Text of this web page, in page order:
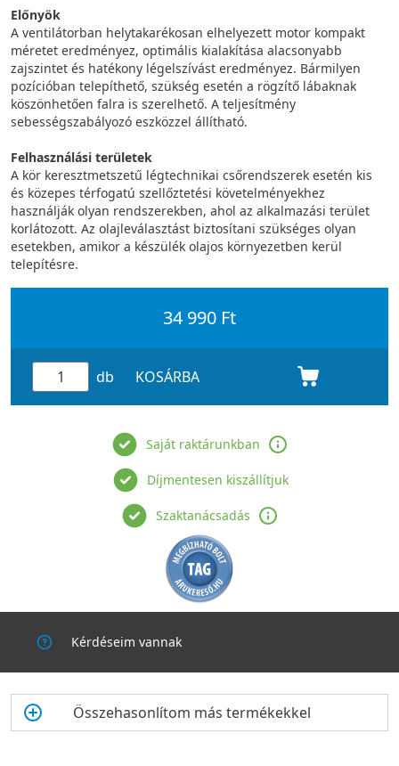
Előnyök
A ventilátorban helytakarékosan elhelyezett motor kompakt
méretet eredményez, optimális kialakítása alacsonyabb
zajszintet és hatékony légelszívást eredményez. Bármilyen
pozícióban telepíthető, szükség esetén a rögzítő lábaknak
köszönhetően falra is szerelhető. A teljesítmény
sebességszabályozó eszközzel állítható.
Felhasználási területek
A kör keresztmetszetű légtechnikai csőrendszerek esetén kis
és közepes térfogatú szellőztetési követelményekhez
használják olyan rendszerekben, ahol az alkalmazási terület
korlátozott. Az olajleválasztást biztosítani szükséges olyan
esetekben, amikor a készülék olajos környezetben kerül
telepítésre.
34 990 Ft
db KOSÁRBA
Saját raktárunkban
Díjmentesen kiszállítjuk
Szaktanácsadás
Kérdéseim vannak
Összehasonlítom más termékekkel